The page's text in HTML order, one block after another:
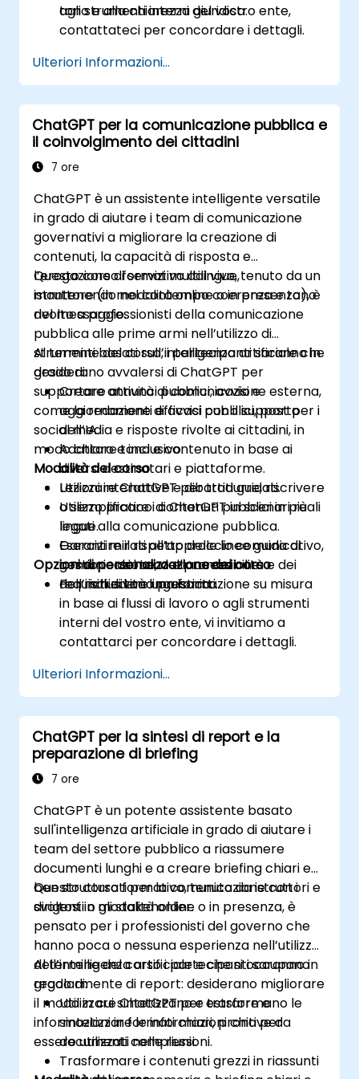
tono e alla chiarezza giuridica.
agli strumenti interni del vostro ente,
contattateci per concordare i dettagli.
Ulteriori Informazioni...
ChatGPT per la comunicazione pubblica e
il coinvolgimento dei cittadini
7 ore
ChatGPT è un assistente intelligente versatile
in grado di aiutare i team di comunicazione
governativi a migliorare la creazione di
contenuti, la capacità di risposta e
l’erogazione di servizi multilingue,
mantenendo nel contempo coerenza e tono
del messaggio.
Questo corso formativo dal vivo, tenuto da un
istruttore (in modalità online o in presenza), è
rivolto a professionisti della comunicazione
pubblica alle prime armi nell’utilizzo di
strumenti basati sull’intelligenza artificiale che
desiderano avvalersi di ChatGPT per
supportare attività di comunicazione esterna,
come la redazione di avvisi pubblici, post per i
social media e risposte rivolte ai cittadini, in
modo chiaro e inclusivo.
Al termine del corso, i partecipanti saranno in
grado di:
Creare annunci pubblici, avvisi e
aggiornamenti efficaci con il supporto
dell’IA.
Adattare tono e contenuto in base ai
diversi destinatari e piattaforme.
Utilizzare ChatGPT per tradurre, riscrivere
o semplificare i contenuti pubblici in più
lingue.
Garantire il rispetto delle linee guida di
comunicazione, dell’accessibilità e dei
requisiti di tono prescritti.
Modalità del corso
Lezioni interattive e dibattiti guidati.
Utilizzo pratico di ChatGPT in scenari reali
legati alla comunicazione pubblica.
Esercizi mirati all’approccio comunicativo,
gestione del tono e promozione
dell’inclusività linguistica.
Opzioni di personalizzazione del corso
Per richiedere una formazione su misura
in base ai flussi di lavoro o agli strumenti
interni del vostro ente, vi invitiamo a
contattarci per concordare i dettagli.
Ulteriori Informazioni...
ChatGPT per la sintesi di report e la
preparazione di briefing
7 ore
ChatGPT è un potente assistente basato
sull'intelligenza artificiale in grado di aiutare i
team del settore pubblico a riassumere
documenti lunghi e a creare briefing chiari e
ben strutturati per la comunicazione con i
dirigenti o gli stakeholder.
Questo corso formativo, tenuto da istruttori e
svoltosi in modalità online o in presenza, è
pensato per i professionisti del governo che
hanno poca o nessuna esperienza nell’utilizzo
dell’intelligenza artificiale e che si occupano
regolarmente di report: desiderano migliorare
il modo in cui sintetizzano e trasformano le
informazioni in formati chiari, pronti per
essere utilizzati nelle riunioni.
Al termine del corso i partecipanti saranno in
grado di:
Utilizzare ChatGPT per estrarre e
sintetizzare le informazioni chiave da
documenti complessi.
Trasformare i contenuti grezzi in riassunti